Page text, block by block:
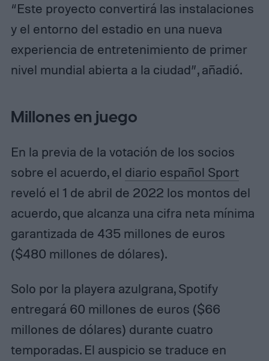
“Este proyecto convertirá las instalaciones
y el entorno del estadio en una nueva
experiencia de entretenimiento de primer
nivel mundial abierta a la ciudad”, añadió.
Millones en juego
En la previa de la votación de los socios
sobre el acuerdo, el diario español Sport
reveló el 1 de abril de 2022 los montos del
acuerdo, que alcanza una cifra neta mínima
garantizada de 435 millones de euros
($480 millones de dólares).
Solo por la playera azulgrana, Spotify
entregará 60 millones de euros ($66
millones de dólares) durante cuatro
temporadas. El auspicio se traduce en